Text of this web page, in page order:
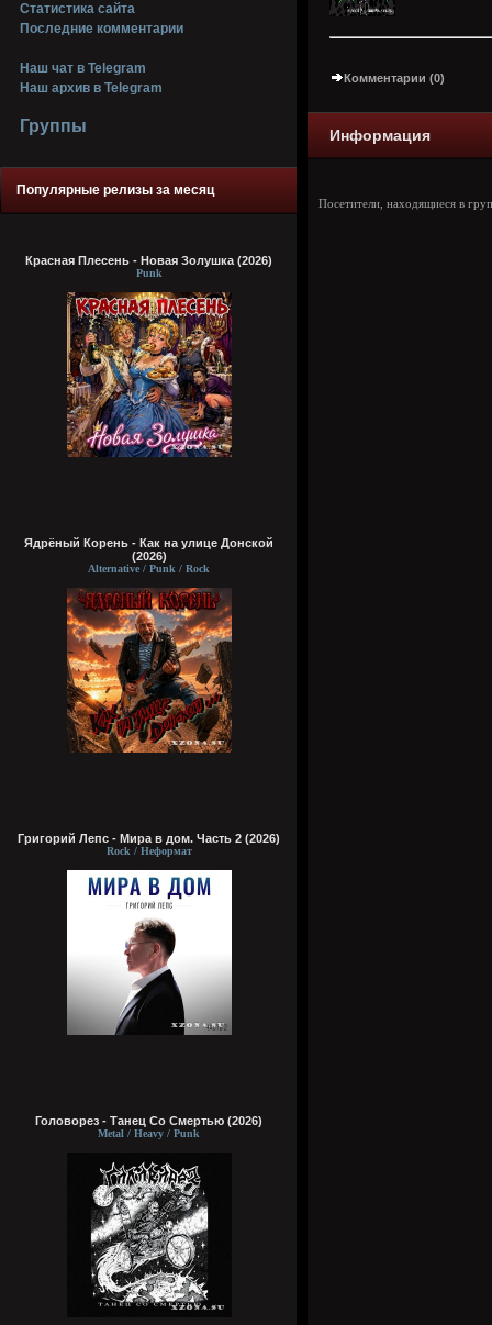
Статистика сайта
Последние комментарии
Наш чат в Telegram
Наш архив в Telegram
Группы
Популярные релизы за месяц
Красная Плесень - Новая Золушка (2026)
Punk
Ядрёный Корень - Как на улице Донской
(2026)
Alternative / Punk / Rock
Григорий Лепс - Мира в дом. Часть 2 (2026)
Rock / Неформат
Головорез - Tанец Со Смертью (2026)
Metal / Heavy / Punk
Комментарии (0)
Информация
Посетители, находящиеся в